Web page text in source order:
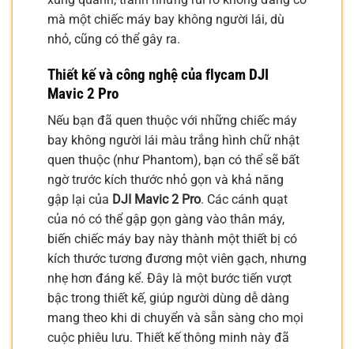
mà một chiếc máy bay không người lái, dù
nhỏ, cũng có thể gây ra.
Thiết kế và công nghệ của flycam DJI
Mavic 2 Pro
Nếu bạn đã quen thuộc với những chiếc máy
bay không người lái màu trắng hình chữ nhật
quen thuộc (như Phantom), bạn có thể sẽ bất
ngờ trước kích thước nhỏ gọn và khả năng
gập lại của DJI Mavic 2 Pro. Các cánh quạt
của nó có thể gập gọn gàng vào thân máy,
biến chiếc máy bay này thành một thiết bị có
kích thước tương đương một viên gạch, nhưng
nhẹ hơn đáng kể. Đây là một bước tiến vượt
bậc trong thiết kế, giúp người dùng dễ dàng
mang theo khi di chuyển và sẵn sàng cho mọi
cuộc phiêu lưu. Thiết kế thông minh này đã